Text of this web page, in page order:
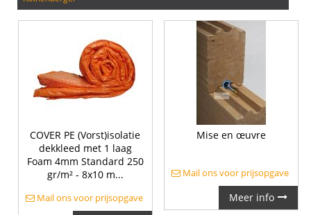
COVER PE (Vorst)isolatie
dekkleed met 1 laag
Foam 4mm Standard 250
gr/m² - 8x10 m...
Mail ons voor prijsopgave
Mise en œuvre
Mail ons voor prijsopgave
Meer info